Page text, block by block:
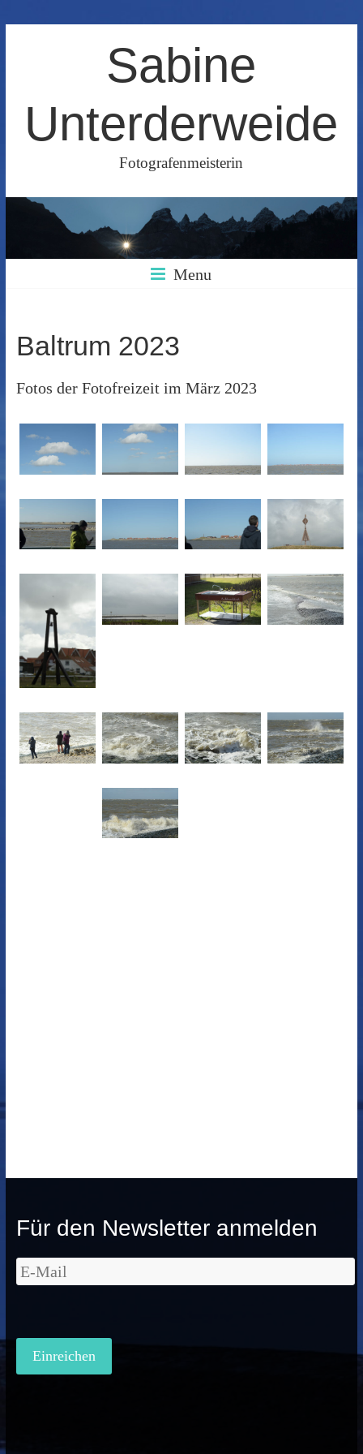
Sabine
Unterderweide
Fotografenmeisterin
Menu
Baltrum 2023
Fotos der Fotofreizeit im März 2023
Für den Newsletter anmelden